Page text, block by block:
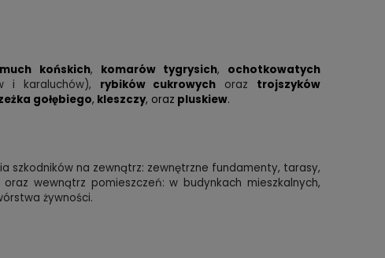
much końskich, komarów tygrysich, ochotkowatych
i karaluchów), rybików cukrowych oraz trojszyków
gołębiego, kleszczy, oraz pluskiew.
szkodników na zewnątrz: zewnętrzne fundamenty, tarasy,
wewnątrz pomieszczeń: w budynkach mieszkalnych,
żywności.